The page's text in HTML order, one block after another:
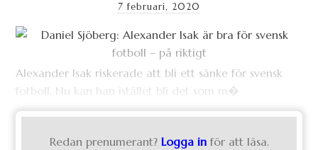
7 februari, 2020
Alexander Isak riskerade att bli ett sänke för svensk
fotboll. Nu kan han istället bli det som m�
Redan prenumerant? Logga in för att läsa.